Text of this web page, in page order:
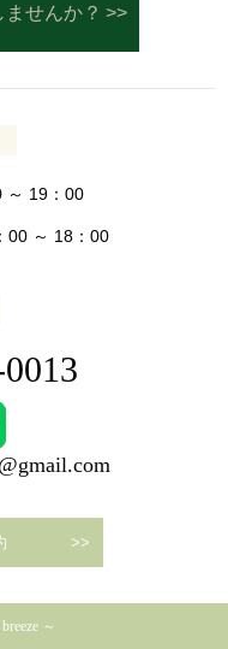
せんか？
～ 19：00
00 ～ 18：00
～